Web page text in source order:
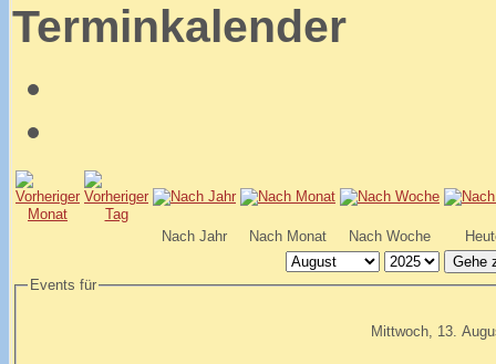
Terminkalender
Nach Jahr Nach Monat Nach Woche
Gehe
Events für
Mittwoch, 13.